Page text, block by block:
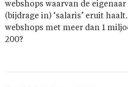
webshops waarvan de
(bijdrage in) ‘salaris’ eruit
webshops met meer dan 1
200?